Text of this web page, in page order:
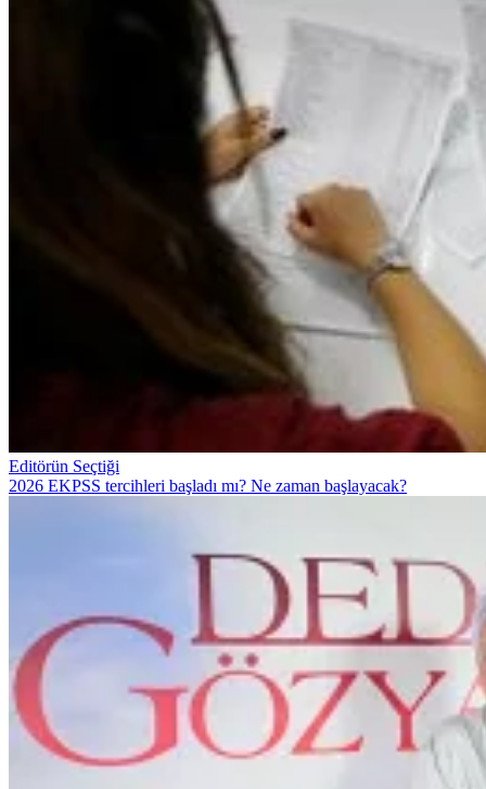
Editörün Seçtiği
2026 EKPSS tercihleri başladı mı? Ne zaman başlayacak?